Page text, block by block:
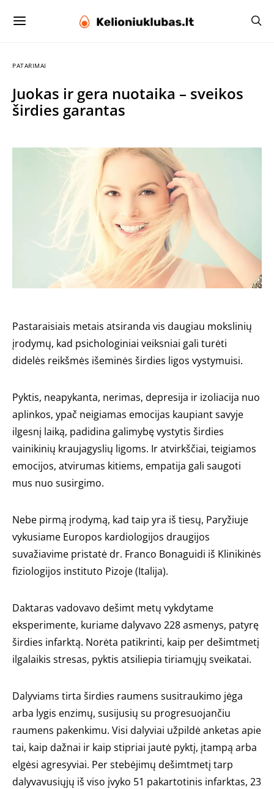
PATARIMAI
Juokas ir gera nuotaika – sveikos
širdies garantas
Pastaraisiais metais atsiranda vis daugiau mokslinių
įrodymų, kad psichologiniai veiksniai gali turėti
didelės reikšmės išeminės širdies ligos vystymuisi.
Pyktis, neapykanta, nerimas, depresija ir izoliacija nuo
aplinkos, ypač neigiamas emocijas kaupiant savyje
ilgesnį laiką, padidina galimybę vystytis širdies
vainikinių kraujagyslių ligoms. Ir atvirkščiai, teigiamos
emocijos, atvirumas kitiems, empatija gali saugoti
mus nuo susirgimo.
Nebe pirmą įrodymą, kad taip yra iš tiesų, Paryžiuje
vykusiame Europos kardiologijos draugijos
suvažiavime pristatė dr. Franco Bonaguidi iš Klinikinės
fiziologijos instituto Pizoje (Italija).
Daktaras vadovavo dešimt metų vykdytame
eksperimente, kuriame dalyvavo 228 asmenys, patyrę
širdies infarktą. Norėta patikrinti, kaip per dešimtmetį
ilgalaikis stresas, pyktis atsiliepia tiriamųjų sveikatai.
Dalyviams tirta širdies raumens susitraukimo jėga
arba lygis enzimų, susijusių su progresuojančiu
raumens pakenkimu. Visi dalyviai užpildė anketas apie
tai, kaip dažnai ir kaip stipriai jautė pyktį, įtampą arba
elgėsi agresyviai. Per stebėjimų dešimtmetį tarp
dalyvavusiųjų iš viso įvyko 51 pakartotinis infarktas, 23